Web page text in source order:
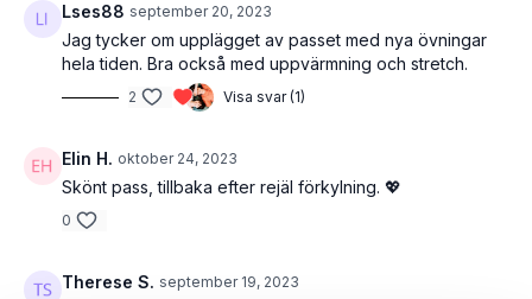
Lses88 september 20, 2023
Jag tycker om upplägget av passet med nya övningar
hela tiden. Bra också med uppvärmning och stretch.
2 Visa svar (1)
Elin H. oktober 24, 2023
Skönt pass, tillbaka efter rejäl förkylning. 💖
0
Therese S. september 19, 2023